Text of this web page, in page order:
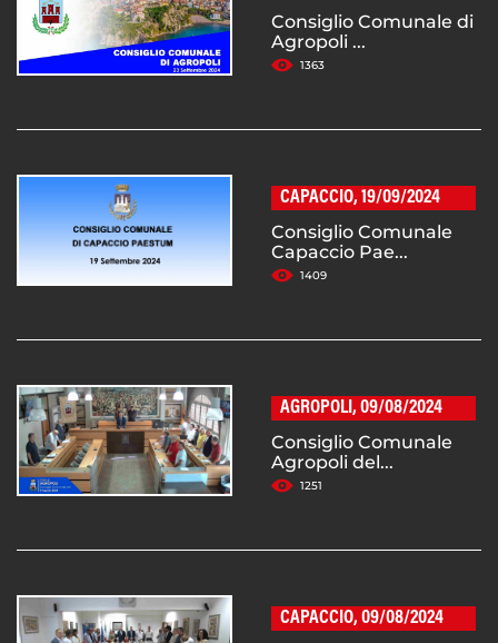
Consiglio Comunale di
Agropoli ...
1363
CAPACCIO, 19/09/2024
Consiglio Comunale
Capaccio Pae...
1409
AGROPOLI, 09/08/2024
Consiglio Comunale
Agropoli del...
1251
CAPACCIO, 09/08/2024